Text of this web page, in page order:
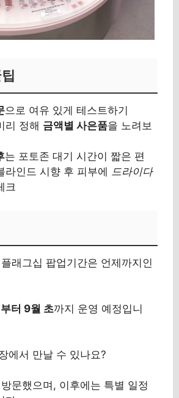
으로 여유 있게 테스트하기
리 정해 금액별 사은품을 노려보
는 포토존 대기 시간이 짧은 편
라인드 시향 후 피부에 드라이다
크
래그십 팝업기간은 언제까지인
터 9월 초까지 운영 예정입니
에서 만날 수 있나요?
문했으며, 이후에는 특별 일정